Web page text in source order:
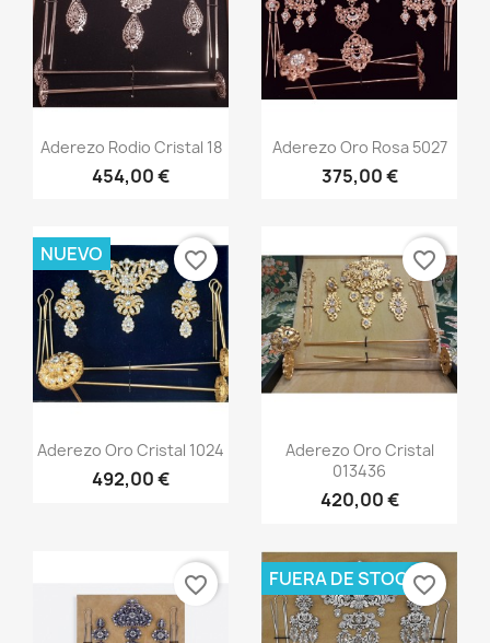
Vista rápida
Aderezo Rodio Cristal 18
454,00 €
Vista rápida
Aderezo Oro Rosa 5027
375,00 €
Vista rápida
Aderezo Oro Cristal 1024
492,00 €
NUEVO favorite_border
Vista rápida
Aderezo Oro Cristal
013436
420,00 €
favorite_border
favorite_border FUERA DE STOCKfavorite_border